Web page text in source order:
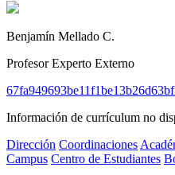
Benjamín Mellado C.
Profesor Experto Externo
Información de currículum no
Dirección Coordinaciones
Campus Centro de Estudiantes